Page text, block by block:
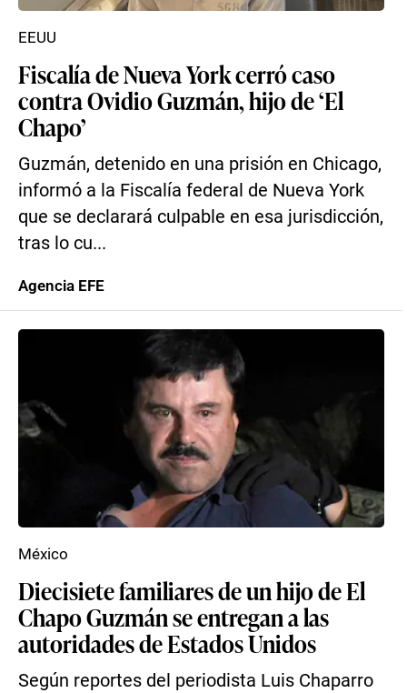
Fiscalía de Nueva York cerró caso
contra Ovidio Guzmán, hijo de ‘El
Chapo’
Guzmán, detenido en una prisión en Chicago,
informó a la Fiscalía federal de Nueva York
que se declarará culpable en esa jurisdicción,
tras lo cu...
EEUU
Agencia EFE
Diecisiete familiares de un hijo de El
Chapo Guzmán se entregan a las
autoridades de Estados Unidos
Según reportes del periodista Luis Chaparro
México